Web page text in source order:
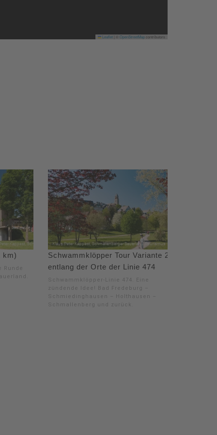
Leaflet OpenStreetMapcontributors
km)
Schwammklöpper Tour Variante 2 -
entlang der Orte der Linie 474
Schwammklöpper-Linie 474. Eine
zündende Idee! Bad Fredeburg –
Schmiedinghausen – Holthausen –
Schmallenberg und zurück.